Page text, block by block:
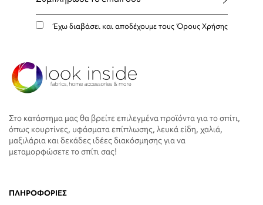
Έχω διαβάσει και αποδέχουμε τουςΌρους Χρήσης
Στο κατάστημα μας θα βρείτε επιλεγμένα προϊόντα για το σπίτι,
όπως κουρτίνες, υφάσματα επίπλωσης, λευκά είδη, χαλιά,
μαξιλάρια και δεκάδες ιδέες διακόσμησης για να
μεταμορφώσετε το σπίτι σας!
ΠΛΗΡΟΦΟΡΙΕΣ